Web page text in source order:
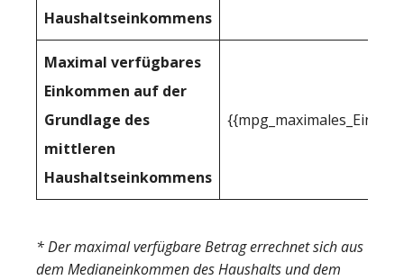
Haushaltseinkommens
Maximal verfügbares
Einkommen auf der
Grundlage des
mittleren
Haushaltseinkommens
* Der maximal verfügbare Betrag errechnet sich aus
dem Medianeinkommen des Haushalts und dem